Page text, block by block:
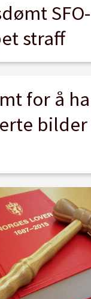
straff
for å